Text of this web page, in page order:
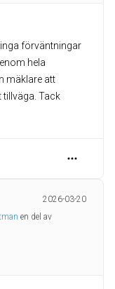
förväntningar
hela
mäklare att
tillväga. Tack
2026-03-20
en del av